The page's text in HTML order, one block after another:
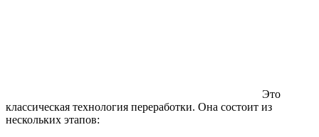
Это
классическая технология переработки. Она состоит из
нескольких этапов: